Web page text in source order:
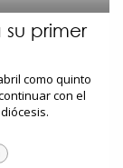
primer
como quinto
con el